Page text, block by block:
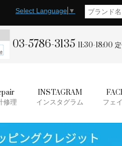
Select Language ▼
03-5786-3135 11:30-18:00
修理
INSTAGRAM
インスタグラム フェ